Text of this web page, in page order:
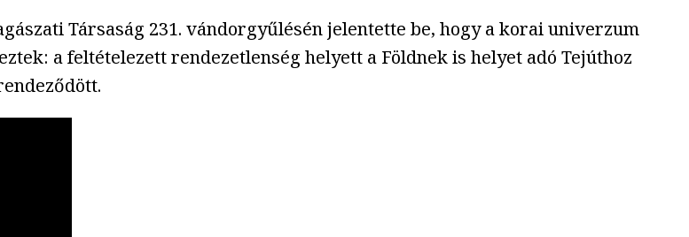
Társaság 231. vándorgyűlésén jelentette be, hogy a korai univerzum
a feltételezett rendezetlenség helyett a Földnek is helyet adó Tejúthoz